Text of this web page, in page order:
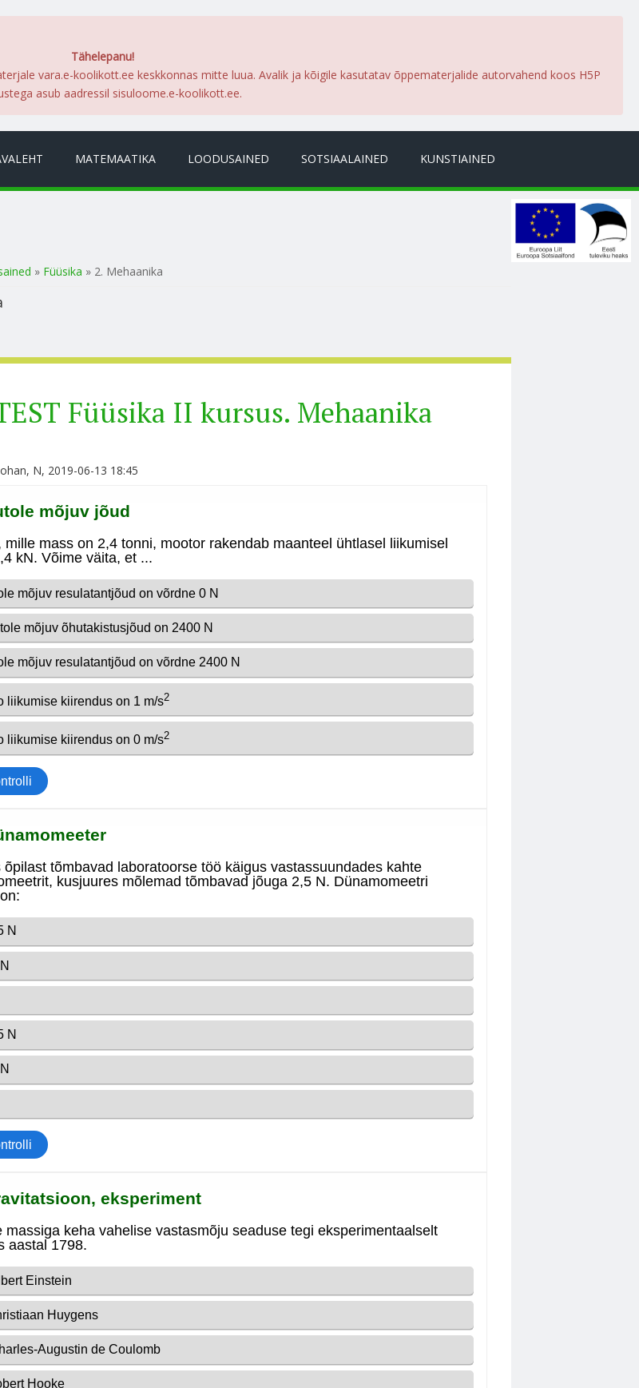
Tähelepanu!
vara.e-koolikott.ee keskkonnas mitte luua. Avalik ja kõigile kasutatav õppematerjalide autorvahend koos H5P
asub aadressil sisuloome.e-koolikott.ee.
MATEMAATIKA LOODUSAINED SOTSIAALAINED KUNSTIAINED
» Füüsika » 2. Mehaanika
Füüsika II kursus. Mehaanika
, N, 2019-06-13 18:45